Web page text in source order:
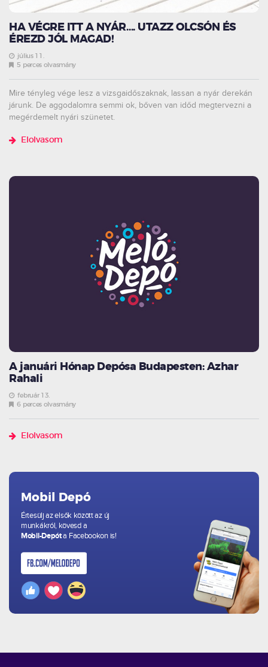
HA VÉGRE ITT A NYÁR…. UTAZZ OLCSÓN ÉS
ÉREZD JÓL MAGAD!
július 11.
5 perces olvasmány
Mire tényleg vége lesz a vizsgaidőszaknak, lassan a nyár derekán
járunk. De aggodalomra semmi ok, bőven van időd megtervezni a
megérdemelt nyári szünetet.
Elolvasom
A januári Hónap Depósa Budapesten: Azhar
Rahali
február 13.
6 perces olvasmány
Elolvasom
Mobil Depó
Értesülj az elsők között az új
munkákról, kövesd a
Mobil-Depóta Facebookon is!